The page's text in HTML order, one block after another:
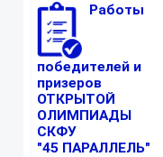
Работы
победителей и
призеров
ОТКРЫТОЙ
ОЛИМПИАДЫ
СКФУ
"45 ПАРАЛЛЕЛЬ"